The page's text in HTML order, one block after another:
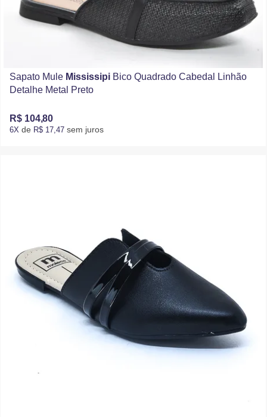
Sapato Mule Mississipi Bico Quadrado Cabedal Linhão
Detalhe Metal Preto
R$ 104,80
6X de R$ 17,47 sem juros